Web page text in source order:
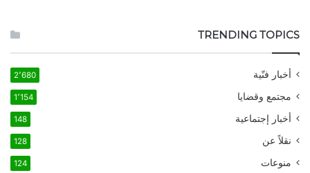
TRENDING TOPICS
أخبار فنّية 2٬680
مجتمع وقضايا 1٬154
أخبار إجتماعية 148
نقلاً عن 128
منوعات 124